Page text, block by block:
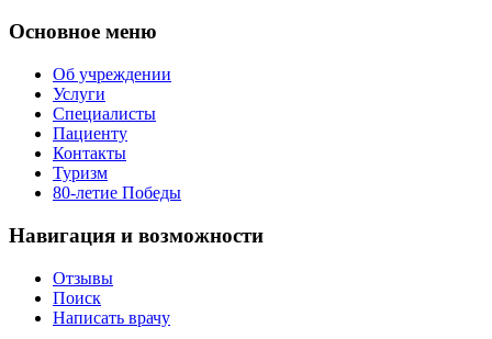
Основное меню
Об учреждении
Услуги
Специалисты
Пациенту
Контакты
Туризм
80-летие Победы
Навигация и возможности
Отзывы
Поиск
Написать врачу